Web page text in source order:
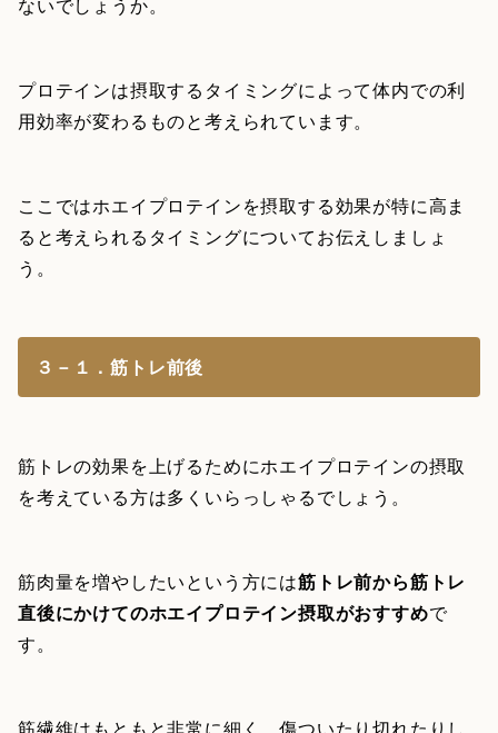
プロテインは摂取するタイミングによって体内での利
用効率が変わるものと考えられています。
ここではホエイプロテインを摂取する効果が特に高ま
ると考えられるタイミングについてお伝えしましょ
う。
３－１．筋トレ前後
筋トレの効果を上げるためにホエイプロテインの摂取
を考えている方は多くいらっしゃるでしょう。
筋肉量を増やしたいという方には筋トレ前から筋トレ
直後にかけてのホエイプロテイン摂取がおすすめで
す。
筋繊維はもともと非常に細く、傷ついたり切れたりし